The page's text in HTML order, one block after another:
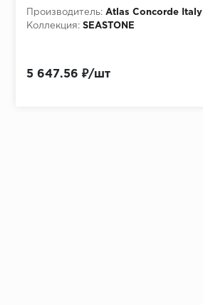
60x15xH4 см СНЯТО
Производитель: Atlas Concorde Italy
Коллекция: SEASTONE
5 647.56 ₽/шт